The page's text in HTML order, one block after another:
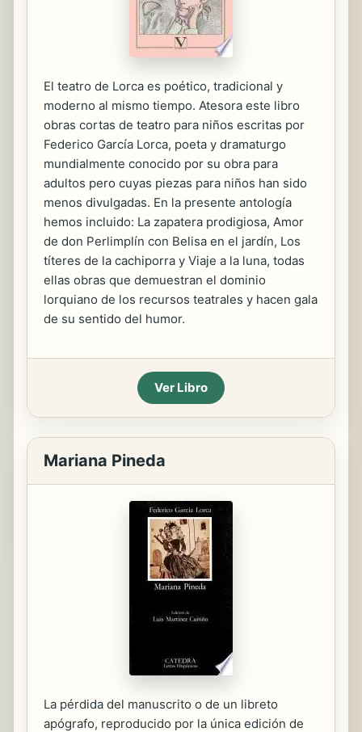
El teatro de Lorca es poético, tradicional y
moderno al mismo tiempo. Atesora este libro
obras cortas de teatro para niños escritas por
Federico García Lorca, poeta y dramaturgo
mundialmente conocido por su obra para
adultos pero cuyas piezas para niños han sido
menos divulgadas. En la presente antología
hemos incluido: La zapatera prodigiosa, Amor
de don Perlimplín con Belisa en el jardín, Los
títeres de la cachiporra y Viaje a la luna, todas
ellas obras que demuestran el dominio
lorquiano de los recursos teatrales y hacen gala
de su sentido del humor.
Ver Libro
Mariana Pineda
La pérdida del manuscrito o de un libreto
apógrafo, reproducido por la única edición de